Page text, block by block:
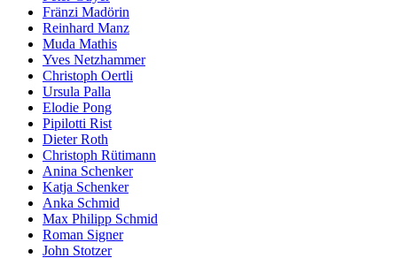
Fränzi Madörin
Reinhard Manz
Muda Mathis
Yves Netzhammer
Christoph Oertli
Ursula Palla
Elodie Pong
Pipilotti Rist
Dieter Roth
Christoph Rütimann
Anina Schenker
Katja Schenker
Anka Schmid
Max Philipp Schmid
Roman Signer
John Stotzer